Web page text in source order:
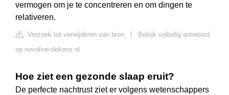
vermogen om je te concentreren en om dingen te
relativeren.
Verzoek tot verwijderen van bron
Bekijk volledig antwoord
op novaline-dekens.nl
Hoe ziet een gezonde slaap eruit?
De perfecte nachtrust ziet er volgens wetenschappers